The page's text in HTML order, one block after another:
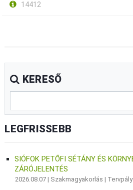
14412
KERESŐ
LEGFRISSEBB
SIÓFOK PETŐFI SÉTÁNY ÉS
ZÁRÓJELENTÉS
2026.08.07 | Szakmagyakorlás |